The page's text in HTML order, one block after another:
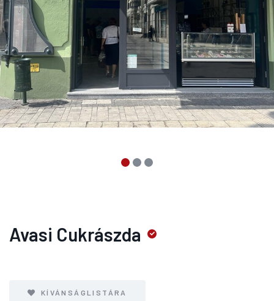
Avasi Cukrászda
KÍVÁNSÁGLISTÁRA